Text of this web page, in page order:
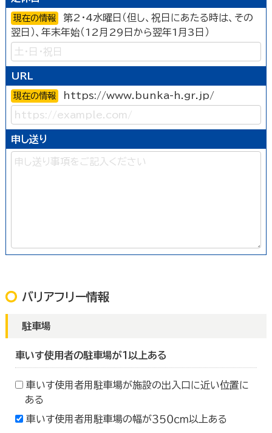
現在の情報
第2・4水曜日（但し、祝日にあたる時は、その
翌日）、年末年始（12月29日から翌年1月3日）
URL
現在の情報 https://www.bunka-h.gr.jp/
申し送り
バリアフリー情報
駐車場
車いす使用者の駐車場が１以上ある
車いす使用者用駐車場が施設の出入口に近い位置に
ある
車いす使用者用駐車場の幅が３５０ｃｍ以上ある